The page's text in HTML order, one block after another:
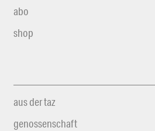
abo
shop
aus der taz
genossenschaft